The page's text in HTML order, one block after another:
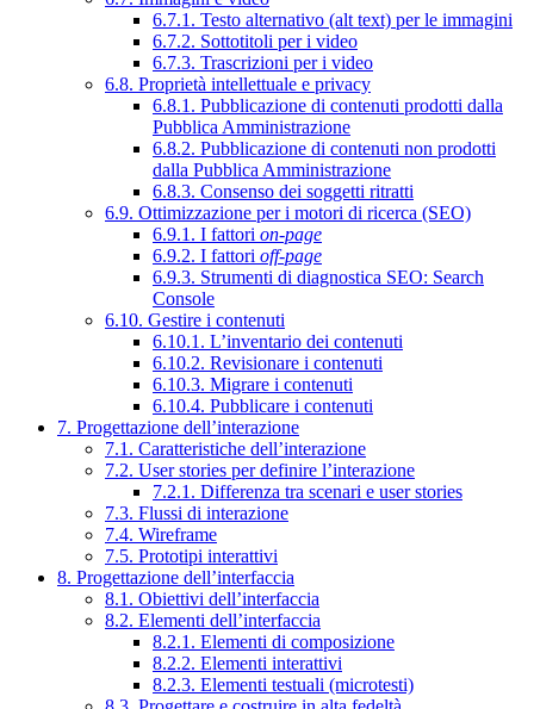
6.7.1. Testo alternativo (alt text) per le immagini
6.7.2. Sottotitoli per i video
6.7.3. Trascrizioni per i video
6.8. Proprietà intellettuale e privacy
6.8.1. Pubblicazione di contenuti prodotti dalla
Pubblica Amministrazione
6.8.2. Pubblicazione di contenuti non prodotti
dalla Pubblica Amministrazione
6.8.3. Consenso dei soggetti ritratti
6.9. Ottimizzazione per i motori di ricerca (SEO)
6.9.1. I fattori on-page
6.9.2. I fattori off-page
6.9.3. Strumenti di diagnostica SEO: Search
Console
6.10. Gestire i contenuti
6.10.1. L’inventario dei contenuti
6.10.2. Revisionare i contenuti
6.10.3. Migrare i contenuti
6.10.4. Pubblicare i contenuti
7. Progettazione dell’interazione
7.1. Caratteristiche dell’interazione
7.2. User stories per definire l’interazione
7.2.1. Differenza tra scenari e user stories
7.3. Flussi di interazione
7.4. Wireframe
7.5. Prototipi interattivi
8. Progettazione dell’interfaccia
8.1. Obiettivi dell’interfaccia
8.2. Elementi dell’interfaccia
8.2.1. Elementi di composizione
8.2.2. Elementi interattivi
8.2.3. Elementi testuali (microtesti)